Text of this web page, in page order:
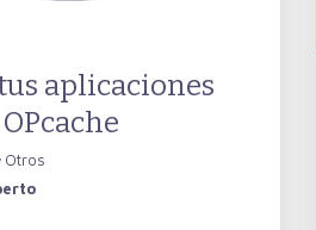
aplicaciones
Otros